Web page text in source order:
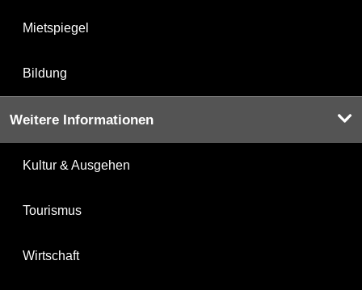
Mietspiegel
Bildung
Weitere Informationen
Kultur & Ausgehen
Tourismus
Wirtschaft